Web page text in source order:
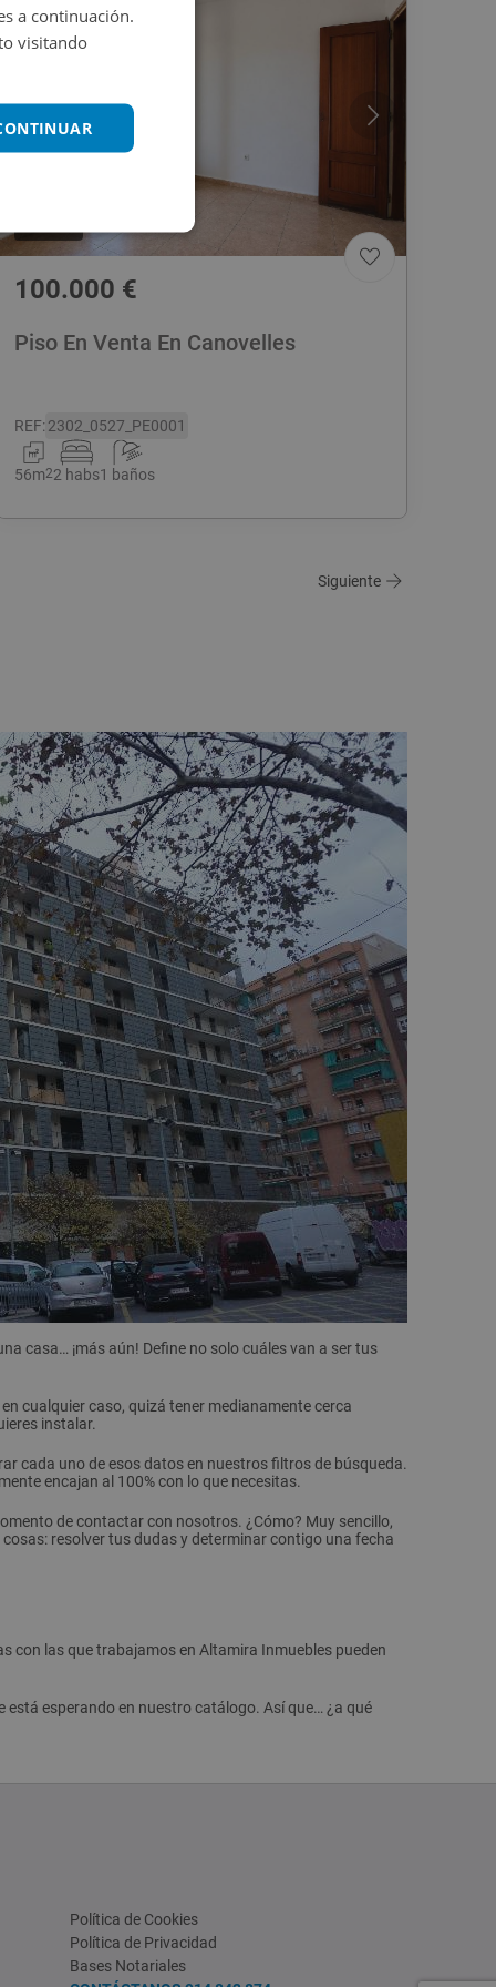
100.000 €
Piso En Venta En Canovelles
REF:2302_0527_PE0001
56m22 habs1 baños
Siguiente
casa… ¡más aún! Define no solo cuáles van a ser tus
cualquier caso, quizá tener medianamente cerca
instalar.
cada uno de esos datos en nuestros filtros de búsqueda.
encajan al 100% con lo que necesitas.
de contactar con nosotros. ¿Cómo? Muy sencillo,
resolver tus dudas y determinar contigo una fecha
con las que trabajamos en Altamira Inmuebles pueden
está esperando en nuestro catálogo. Así que… ¿a qué
Política de Cookies
Política de Privacidad
Bases Notariales
a continuación.
visitando